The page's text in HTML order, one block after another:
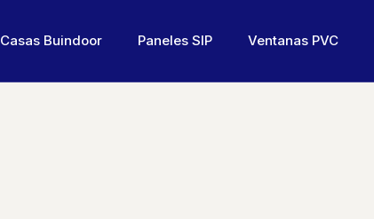
Casas Buindoor Paneles SIP Ventanas PVC